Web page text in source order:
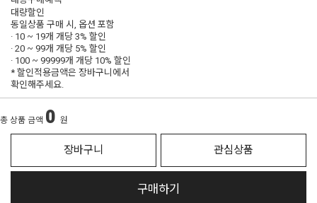
대량할인
동일상품 구매 시, 옵션 포함
· 10 ~ 19개 개당3% 할인
· 20 ~ 99개 개당 5% 할인
· 100 ~ 99999개 개당 10% 할인
* 할인적용금액은 장바구니에서
확인해주세요.
총 상품 금액 0 원
장바구니 관심상품
구매하기